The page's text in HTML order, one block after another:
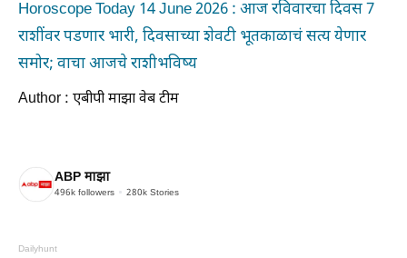
Horoscope Today 14 June 2026 : आज रविवारचा दिवस 7
राशींवर पडणार भारी, दिवसाच्या शेवटी भूतकाळाचं सत्य येणार
समोर; वाचा आजचे राशीभविष्य
Author : एबीपी माझा वेब टीम
ABP माझा
496k followers 280k Stories
Dailyhunt